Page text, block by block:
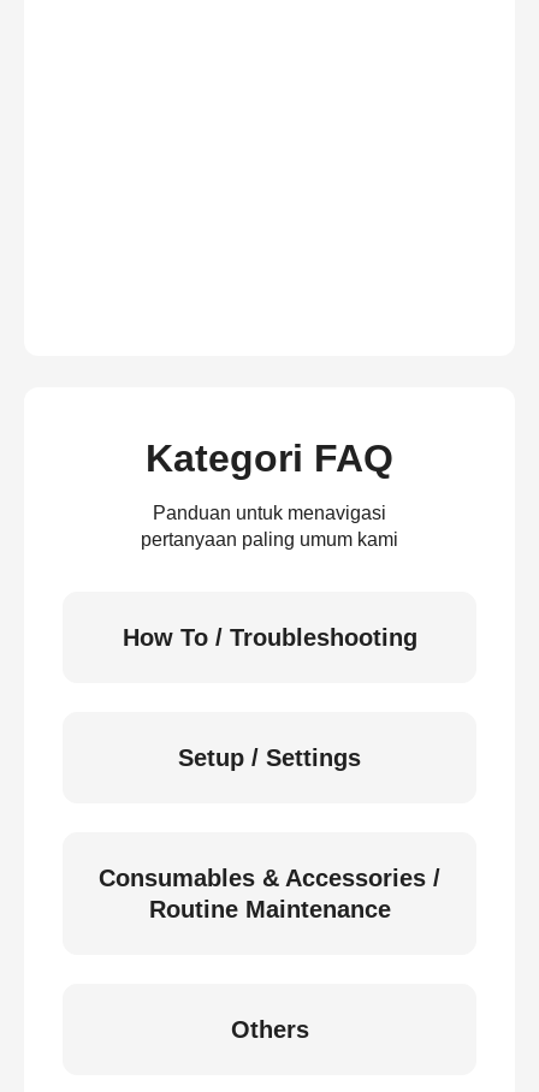
Kategori FAQ
Panduan untuk menavigasi
pertanyaan paling umum kami
How To / Troubleshooting
Setup / Settings
Consumables & Accessories /
Routine Maintenance
Others